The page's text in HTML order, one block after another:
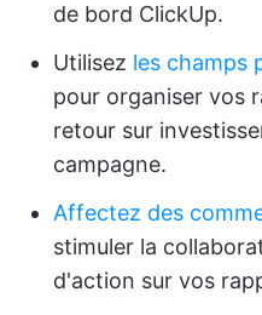
de bord ClickUp.
Utilisez les champs
pour organiser vos
retour sur
campagne.
Affectez des
stimuler la
d'action sur vos